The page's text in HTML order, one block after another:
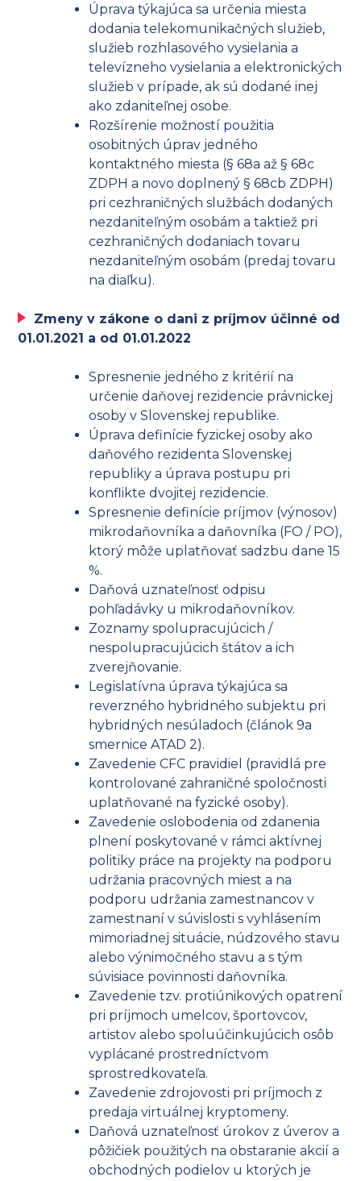
Úprava týkajúca sa určenia miesta
dodania telekomunikačných služieb,
služieb rozhlasového vysielania a
televízneho vysielania a elektronických
služieb v prípade, ak sú dodané inej
ako zdaniteľnej osobe.
Rozšírenie možností použitia
osobitných úprav jedného
kontaktného miesta (§ 68a až § 68c
ZDPH a novo doplnený § 68cb ZDPH)
pri cezhraničných službách dodaných
nezdaniteľným osobám a taktiež pri
cezhraničných dodaniach tovaru
nezdaniteľným osobám (predaj tovaru
na diaľku).
Zmeny v zákone o dani z príjmov účinné od
01.01.2021 a od 01.01.2022
Spresnenie jedného z kritérií na
určenie daňovej rezidencie právnickej
osoby v Slovenskej republike.
Úprava definície fyzickej osoby ako
daňového rezidenta Slovenskej
republiky a úprava postupu pri
konflikte dvojitej rezidencie.
Spresnenie definície príjmov (výnosov)
mikrodaňovníka a daňovníka (FO / PO),
ktorý môže uplatňovať sadzbu dane 15
%.
Daňová uznateľnosť odpisu
pohľadávky u mikrodaňovníkov.
Zoznamy spolupracujúcich /
nespolupracujúcich štátov a ich
zverejňovanie.
Legislatívna úprava týkajúca sa
reverzného hybridného subjektu pri
hybridných nesúladoch (článok 9a
smernice ATAD 2).
Zavedenie CFC pravidiel (pravidlá pre
kontrolované zahraničné spoločnosti
uplatňované na fyzické osoby).
Zavedenie oslobodenia od zdanenia
plnení poskytované v rámci aktívnej
politiky práce na projekty na podporu
udržania pracovných miest a na
podporu udržania zamestnancov v
zamestnaní v súvislosti s vyhlásením
mimoriadnej situácie, núdzového stavu
alebo výnimočného stavu a s tým
súvisiace povinnosti daňovníka.
Zavedenie tzv. protiúnikových opatrení
pri príjmoch umelcov, športovcov,
artistov alebo spoluúčinkujúcich osôb
vyplácané prostredníctvom
sprostredkovateľa.
Zavedenie zdrojovosti pri príjmoch z
predaja virtuálnej kryptomeny.
Daňová uznateľnosť úrokov z úverov a
pôžičiek použitých na obstaranie akcií a
obchodných podielov u ktorých je